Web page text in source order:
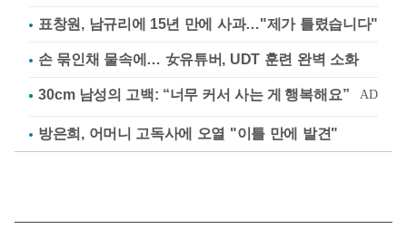
표창원, 남규리에 15년 만에 사과…"제가 틀렸습니다"
손 묶인채 물속에… 女유튜버, UDT 훈련 완벽 소화
방은희, 어머니 고독사에 오열 "이틀 만에 발견"